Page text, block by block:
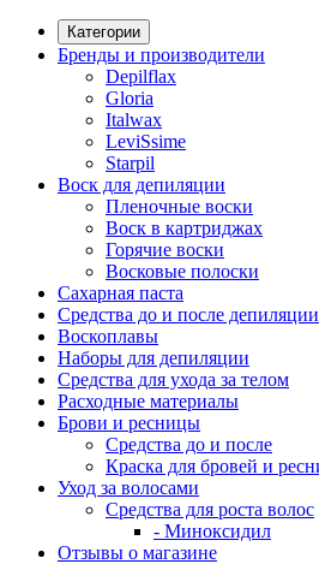
Категории
Бренды и производители
Depilflax
Gloria
Italwax
LeviSsime
Starpil
Воск для депиляции
Пленочные воски
Воск в картриджах
Горячие воски
Восковые полоски
Сахарная паста
Средства до и после депиляции
Воскоплавы
Наборы для депиляции
Средства для ухода за телом
Расходные материалы
Брови и ресницы
Средства до и после
Краска для бровей и
Уход за волосами
Средства для роста волос
- Миноксидил
Отзывы о магазине